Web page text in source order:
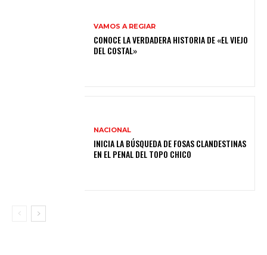
VAMOS A REGIAR
CONOCE LA VERDADERA HISTORIA DE «EL VIEJO
DEL COSTAL»
NACIONAL
INICIA LA BÚSQUEDA DE FOSAS CLANDESTINAS
EN EL PENAL DEL TOPO CHICO